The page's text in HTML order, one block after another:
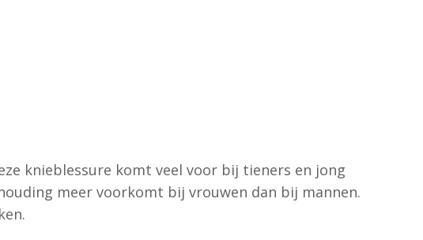
knieblessure komt veel voor bij tieners en jong
meer voorkomt bij vrouwen dan bij mannen.